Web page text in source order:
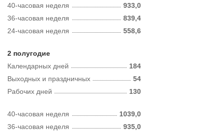
40-часовая неделя
933,0
36-часовая неделя
839,4
24-часовая неделя
558,6
2 полугодие
Календарных дней
184
Рабочих дней 130
Выходных и праздничных 54
40-часовая неделя
1039,0
36-часовая неделя
935,0